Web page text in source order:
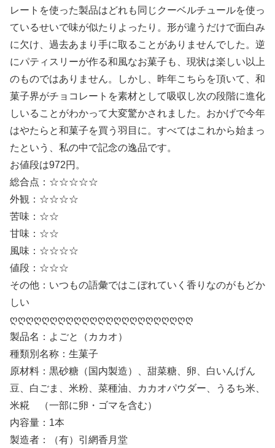
レートを使った製品はどれも同じクーベルチュールを使っ
ているせいで味が似たりよったり。形が違うだけで面白み
に欠け、過去あまり手に取ることがありませんでした。逆
にパティスリーが作る和風なお菓子も、現状は楽しい以上
のものではありません。しかし、昨年こちらを頂いて、和
菓子界がチョコレートを素材として吸収し次の段階に進化
しいることがわかって大変驚かされました。おかげで今年
はやたらと和菓子を買う羽目に。すべてはこれから始まっ
たという、私の中で記念の逸品です。
お値段は972円。
総合点：☆☆☆☆☆
外観：☆☆☆☆
苦味：☆☆
甘味：☆☆
風味：☆☆☆☆
値段：☆☆☆
その他：いつもの語彙ではこぼれていく香りなのがもどか
しい
ღღღღღღღღღღღღღღღღღღღღღღღ
製品名：よごと（カカオ）
種類別名称：生菓子
原材料：黒砂糖（国内製造）、甜菜糖、卵、白いんげん
豆、白ごま、米粉、菜種油、カカオパウダー、うるち米、
米糀 （一部に卵・ゴマを含む）
内容量：1本
製造者：（有）引網香月堂